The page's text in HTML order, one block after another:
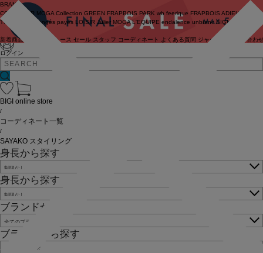
ログイン
BRAND
COUTURIER MOGA Collection GREEN FRAPBOIS PARK wb feerique FRAPBOIS ADIEU
TRISTESSE
congés payés LOISIR Julier MOGA L'EQUIPE endalence unbilanc BIGI online store
新着商品 ニュース セール スタッフ コーディネート よくある質問 ジャーナル お問い合わ
BIGI online store
/
コーディネート一覧
/
SAYAKO スタイリング
身長から探す
身長から探す
ブランドから探す
ブランドから探す